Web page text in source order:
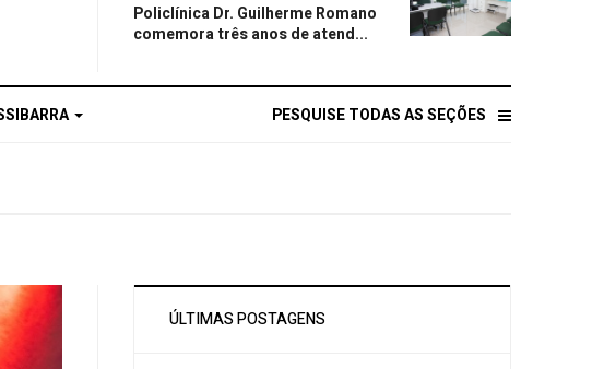
Policlínica Dr. Guilherme Romano
comemora três anos de atend...
PESQUISE TODAS AS SEÇÕES
ÚLTIMAS POSTAGENS